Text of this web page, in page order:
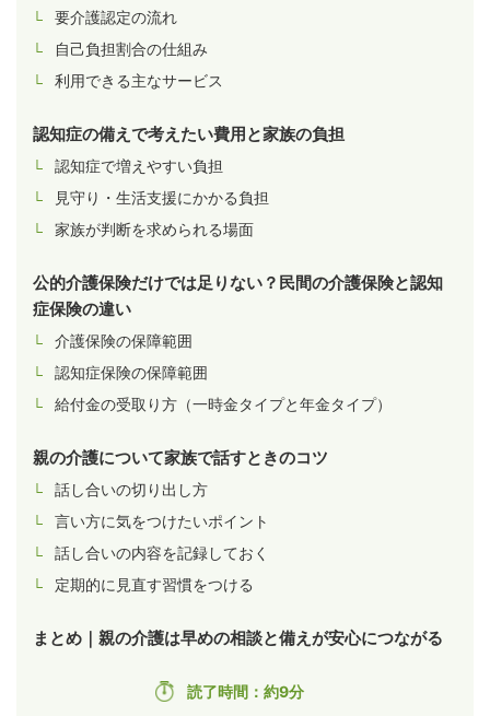
要介護認定の流れ
自己負担割合の仕組み
利用できる主なサービス
認知症の備えで考えたい費用と家族の負担
認知症で増えやすい負担
見守り・生活支援にかかる負担
家族が判断を求められる場面
公的介護保険だけでは足りない？民間の介護保険と認知
症保険の違い
介護保険の保障範囲
認知症保険の保障範囲
給付金の受取り方（一時金タイプと年金タイプ）
親の介護について家族で話すときのコツ
話し合いの切り出し方
言い方に気をつけたいポイント
話し合いの内容を記録しておく
定期的に見直す習慣をつける
まとめ｜親の介護は早めの相談と備えが安心につながる
読了時間：約9分